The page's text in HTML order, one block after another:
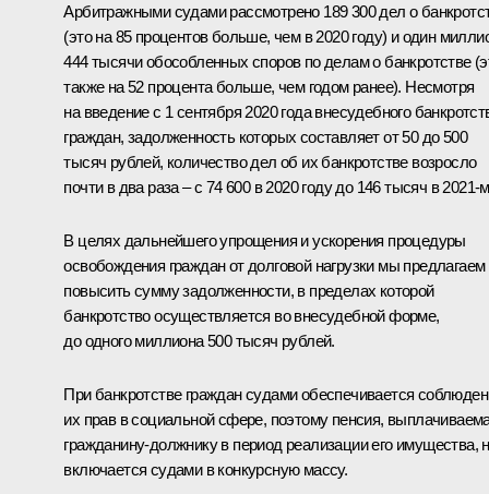
Арбитражными судами рассмотрено 189 300 дел о
(это на 85 процентов больше, чем в 2020 году) и один
444 тысячи обособленных споров по делам о банкротстве
также на 52 процента больше, чем годом ранее). Несмотря
на введение с 1 сентября 2020 года внесудебного
граждан, задолженность которых составляет от 50 до 500
тысяч рублей, количество дел об их банкротстве возросло
почти в два раза – с 74 600 в 2020 году до 146 тысяч в 2021-
В целях дальнейшего упрощения и ускорения процедуры
освобождения граждан от долговой нагрузки мы предлагаем
повысить сумму задолженности, в пределах которой
банкротство осуществляется во внесудебной форме,
до одного миллиона 500 тысяч рублей.
При банкротстве граждан судами обеспечивается
их прав в социальной сфере, поэтому пенсия,
гражданину-должнику в период реализации его имущества,
включается судами в конкурсную массу.